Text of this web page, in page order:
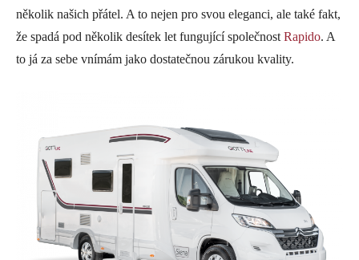
několik našich přátel. A to nejen pro svou eleganci, ale také fakt,
že spadá pod několik desítek let fungující společnost Rapido. A
to já za sebe vnímám jako dostatečnou zárukou kvality.